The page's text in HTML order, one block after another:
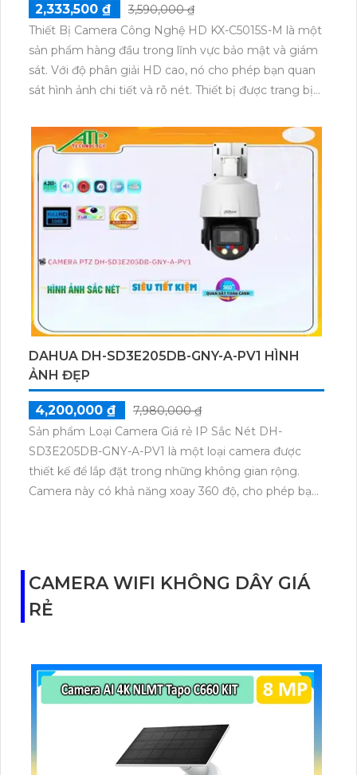
2,333,500 ₫
3,590,000 ₫
Thiết Bị Camera Công Nghệ HD KX-C5015S-M là một
sản phẩm hàng đầu trong lĩnh vực bảo mật và giám
sát. Với độ phân giải HD cao, nó cho phép bạn quan
sát hình ảnh chi tiết và rõ nét. Thiết bị được trang bị
chống nước và chống bụi, giúp cho việc giám sát trở
nên hiệu quả nhất trong mọi điều kiện thời tiết. Đặc
biệt, sản phẩm này còn được tích hợp với các tính
năng thông minh như nhận diện khuôn mặt và phát
hiện chuyển động, mang lại sự an toàn tuyệt đối. Dễ
dàng cài đặt và sử dụng, KX-C5015S-M sẽ là giải pháp
tuyệt vời cho việc nâng cao độ bảo mật và an ninh
cho gia đình hoặc doanh nghiệp của bạn.
DAHUA DH-SD3E205DB-GNY-A-PV1 HÌNH
ẢNH ĐẸP
4,200,000 ₫
7,980,000 ₫
Sản phẩm Loại Camera Giá rẻ IP Sắc Nét DH-
SD3E205DB-GNY-A-PV1 là một loại camera được
thiết kế để lắp đặt trong những không gian rộng.
Camera này có khả năng xoay 360 độ, cho phép bạn
công nghệ tiên tiến IP, giúp việc cài đặt và sử dụng
trở nên dễ dàng. Ngoài ra, camera còn có chức năng
xoay zoom, cho phép bạn xem đối tượng từ xa một
nét.Đặc biệt, camera này còn sử dụng công nghệ
ban đêm Starlight, cho phép bạn quan sát chuyên
phẩm này rất phù hợp để giám sát trong các môi
trường tối và yêu cầu chất lượng hình ảnh cao vào
ban đêm.
CAMERA WIFI KHÔNG DÂY GIÁ
RẺ